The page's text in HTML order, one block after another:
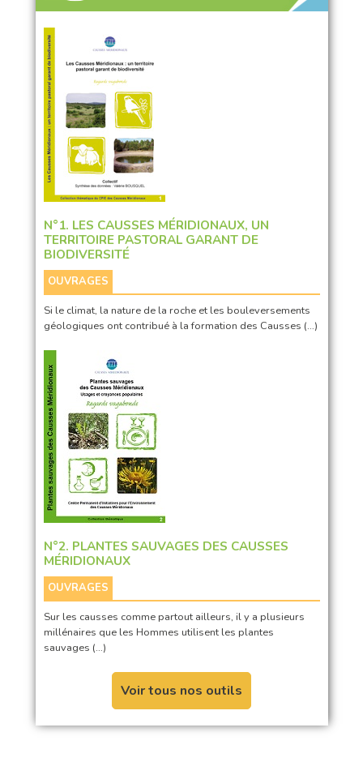
N°1. LES CAUSSES MÉRIDIONAUX, UN
TERRITOIRE PASTORAL GARANT DE
BIODIVERSITÉ
OUVRAGES
Si le climat, la nature de la roche et les bouleversements
géologiques ont contribué à la formation des Causses (…)
N°2. PLANTES SAUVAGES DES CAUSSES
MÉRIDIONAUX
OUVRAGES
Sur les causses comme partout ailleurs, il y a plusieurs
millénaires que les Hommes utilisent les plantes
sauvages (…)
Voir tous nos outils